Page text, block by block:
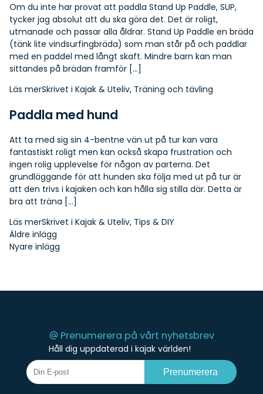
Om du inte har provat att paddla Stand Up Paddle, SUP,
tycker jag absolut att du ska göra det. Det är roligt,
utmanade och passar alla åldrar. Stand Up Paddle en bräda
(tänk lite vindsurfingbräda) som man står på och paddlar
med en paddel med långt skaft. Mindre barn kan man
sittandes på brädan framför […]
Läs merSkrivet i Kajak & Uteliv, Träning och tävling
Paddla med hund
Att ta med sig sin 4-bentne vän ut på tur kan vara
fantastiskt roligt men kan också skapa frustration och
ingen rolig upplevelse för någon av parterna. Det
grundläggande för att hunden ska följa med ut på tur är
att den trivs i kajaken och kan hålla sig stilla där. Detta är
bra att träna […]
Läs merSkrivet i Kajak & Uteliv, Tips & DIY
Inläggsnavigering
Äldre inlägg
Nyare inlägg
Prenumerera på vårt nyhetsbrev
Håll dig uppdaterad i kajak världen!
Prenumerera